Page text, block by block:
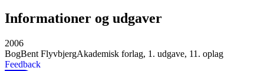
Informationer og udgaver
2006
BogBent FlyvbjergAkademisk forlag, 1. udgave, 11. oplag
Feedback